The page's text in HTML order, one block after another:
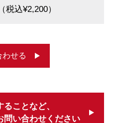
（税込¥2,200）
わせる
ことなど、
問い合わせください